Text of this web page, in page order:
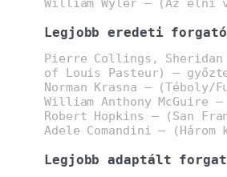
William Wyler – (Az élni
Legjobb eredeti
Pierre Collings,
of Louis Pasteur) –
Norman Krasna –
William Anthony
Robert Hopkins – (San
Adele Comandini –
Legjobb adaptált